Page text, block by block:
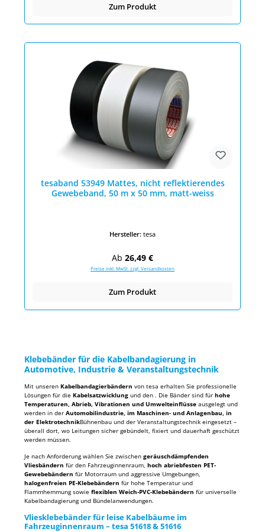
Zum Produkt
tesaband 53949 Mattes, nicht reflektierendes
Gewebeband, 50 m x 50 mm, matt-weiss
Hersteller: tesa
Regulärer Preis:
Ab 26,49 €
Preise inkl. MwSt. zzgl. Versandkosten
Zum Produkt
Klebebänder für die Kabelbandagierung in
Automotive, Industrie & Veranstaltungstechnik
Mit unseren Kabelbandagierbändern von tesa erhalten Sie professionelle
Lösungen für die Kabelsatzwicklung und den . Die Bänder sind für hohe
Temperaturen, Abrieb, Vibrationen und Umwelteinflüsse ausgelegt und
werden in der Automobilindustrie, im Maschinen- und Anlagenbau, in
der ElektrotechnikBühnenbau und der Veranstaltungstechnik eingesetzt –
überall dort, wo Leitungen sicher gebündelt, fixiert und dauerhaft geschützt
werden müssen.
Je nach Anforderung wählen Sie zwischen geräuschdämpfenden
Vliesbändern für den Fahrzeuginnenraum, hoch abriebfesten PET-
Gewebebändern für Motorraum und aggressive Umgebungen,
halogenfreien PE-Klebebändern für hohe Temperatur und
Flammhemmung sowie flexiblen Weich-PVC-Klebebändern für universelle
Kabelbandagierung und Bündelanwendungen.
Vliesklebebänder für leise Kabelbäume im
Fahrzeuginnenraum – tesa 51618 & 51616